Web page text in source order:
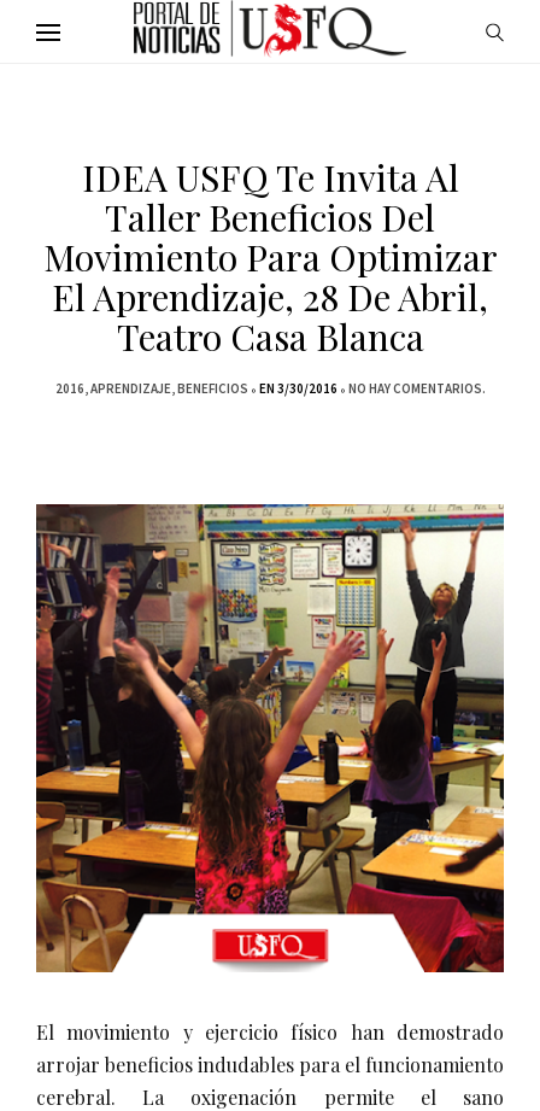
IDEA USFQ Te Invita Al
Taller Beneficios Del
Movimiento Para Optimizar
El Aprendizaje, 28 De Abril,
Teatro Casa Blanca
2016 APRENDIZAJE BENEFICIOS EN 3/30/2016 NO HAY COMENTARIOS.
El movimiento y ejercicio físico han demostrado
arrojar beneficios indudables para el funcionamiento
cerebral. La oxigenación permite el sano